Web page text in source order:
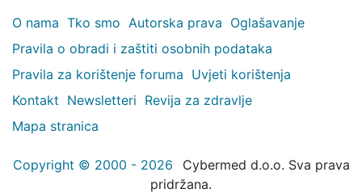
O nama Tko smo Autorska prava Oglašavanje
Pravila o obradi i zaštiti osobnih podataka
Pravila za korištenje foruma Uvjeti korištenja
Kontakt Newsletteri Revija za zdravlje
Mapa stranica
Copyright © 2000 - 2026
Cybermed d.o.o. Sva prava
pridržana.